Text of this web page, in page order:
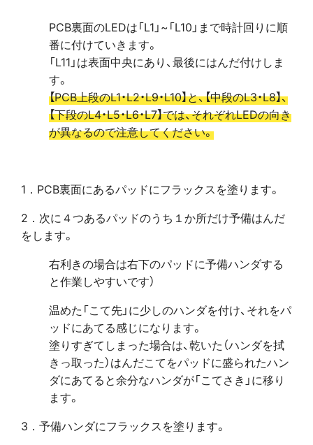
PCB裏面のLEDは「L1」~「L10」まで時計回りに順
番に付けていきます。
「L11」は表面中央にあり、最後にはんだ付けしま
す。
【PCB上段のL1・L2・L9・L10】と、【中段のL3・L8】、
【下段のL4・L5・L6・L7】では、それぞれLEDの向き
が異なるので注意してください。
1．PCB裏面にあるパッドにフラックスを塗ります。
2．次に４つあるパッドのうち１か所だけ予備はんだ
をします。
右利きの場合は右下のパッドに予備ハンダする
と作業しやすいです）
温めた「こて先」に少しのハンダを付け、それをパ
ッドにあてる感じになります。
塗りすぎてしまった場合は、乾いた（ハンダを拭
きっ取った）はんだこてをパッドに盛られたハン
ダにあてると余分なハンダが「こてさき」に移り
ます。
3．予備ハンダにフラックスを塗ります。